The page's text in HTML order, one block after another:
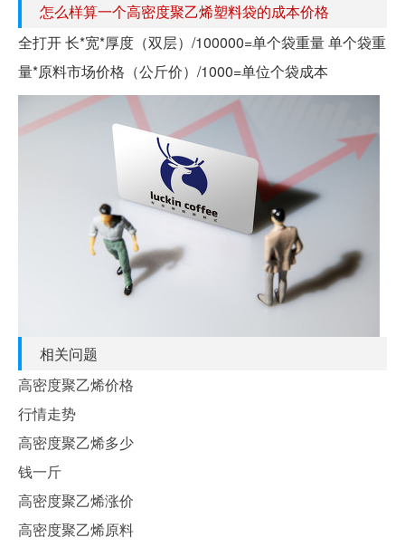
怎么样算一个高密度聚乙烯塑料袋的成本价格
全打开 长*宽*厚度（双层）/100000=单个袋重量 单个袋重
量*原料市场价格（公斤价）/1000=单位个袋成本
相关问题
高密度聚乙烯价格
行情走势
高密度聚乙烯多少
钱一斤
高密度聚乙烯涨价
高密度聚乙烯原料